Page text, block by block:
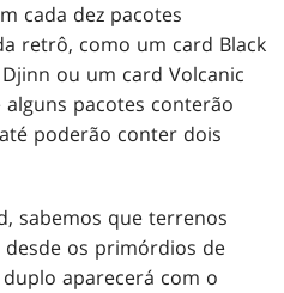
cada dez pacotes
retrô, como um card Black
ou um card Volcanic
pacotes conterão
poderão conter dois
sabemos que terrenos
os primórdios de
aparecerá com o